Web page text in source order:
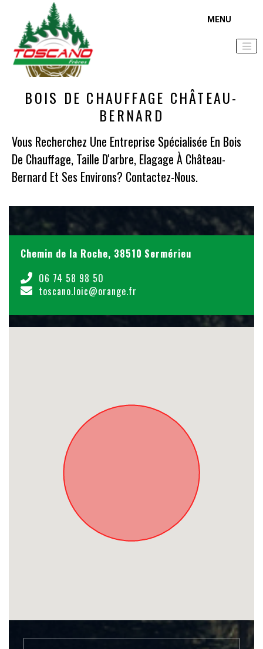
Accueil Zone d'intervention
BOIS DE CHAUFFAGE CHÂTEAU-
BERNARD
Vous Recherchez Une Entreprise Spécialisée En Bois
De Chauffage, Taille D'arbre, Elagage À Château-
Bernard Et Ses Environs? Contactez-Nous.
Chemin de la Roche, 38510 Sermérieu
06 74 58 98 50
toscano.loic@orange.fr